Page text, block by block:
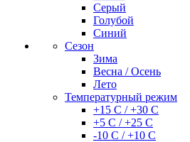
Серый
Голубой
Синий
Сезон
Зима
Весна / Осень
Лето
Температурный режим
+15 С / +30 С
+5 С / +25 С
-10 С / +10 С